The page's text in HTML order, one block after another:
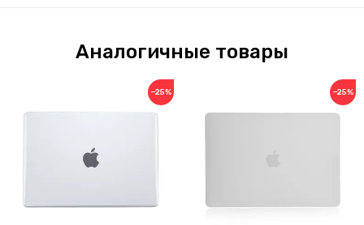
Аналогичные товары
−25% −25%